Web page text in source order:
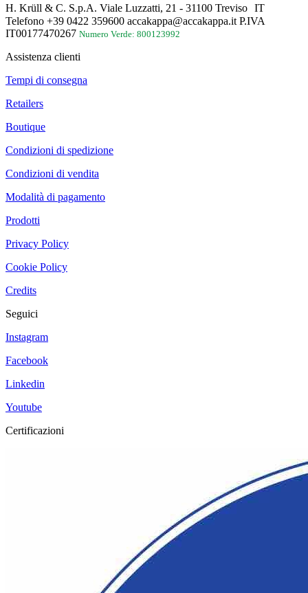
H. Krüll & C. S.p.A. Viale Luzzatti, 21 - 31100 Treviso IT
Telefono +39 0422 359600 accakappa@accakappa.it P.IVA
IT00177470267 Numero Verde: 800123992
Assistenza clienti
Tempi di consegna
Retailers
Boutique
Condizioni di spedizione
Condizioni di vendita
Modalità di pagamento
Prodotti
Privacy Policy
Cookie Policy
Credits
Seguici
Instagram
Facebook
Linkedin
Youtube
Certificazioni